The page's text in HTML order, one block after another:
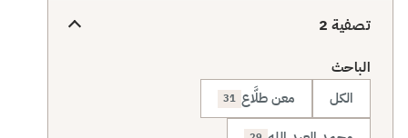
تصفية 2
الباحث
الكل
معن طلَّاع 31